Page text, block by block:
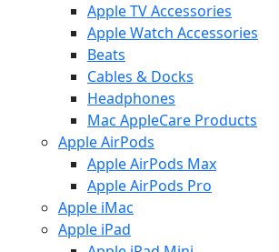
Apple TV Accessories
Apple Watch Accessories
Beats
Cables & Docks
Headphones
Mac AppleCare Products
Apple AirPods
Apple AirPods Max
Apple AirPods Pro
Apple iMac
Apple iPad